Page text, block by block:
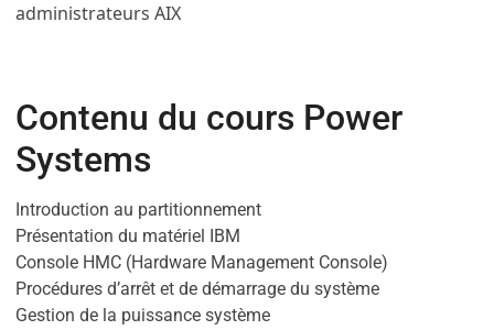
administrateurs AIX
Contenu du cours Power
Systems
Introduction au partitionnement
Présentation du matériel IBM
Console HMC (Hardware Management Console)
Procédures d’arrêt et de démarrage du système
Gestion de la puissance système